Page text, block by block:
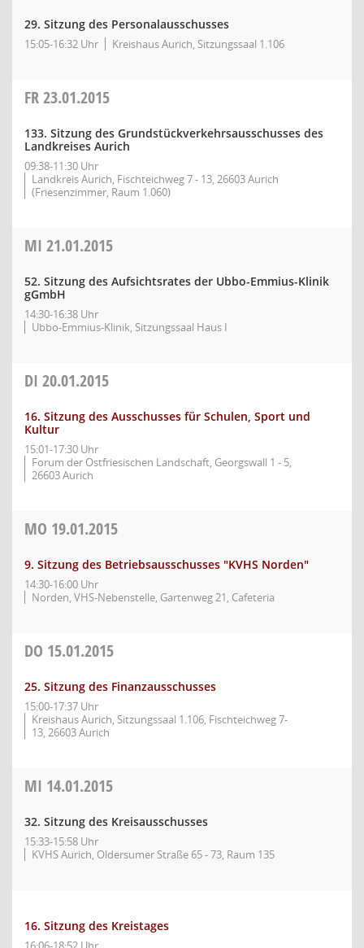
29. Sitzung des Personalausschusses
15:05-16:32 Uhr Kreishaus Aurich, Sitzungssaal 1.106
FR23.01.2015
133. Sitzung des Grundstückverkehrsausschusses des
Landkreises Aurich
09:38-11:30 Uhr
Landkreis Aurich, Fischteichweg 7 - 13, 26603 Aurich
(Friesenzimmer, Raum 1.060)
MI 21.01.2015
52. Sitzung des Aufsichtsrates der Ubbo-Emmius-Klinik
gGmbH
14:30-16:38 Uhr
Ubbo-Emmius-Klinik, Sitzungssaal Haus I
DI 20.01.2015
16. Sitzung des Ausschusses für Schulen, Sport und
Kultur
15:01-17:30 Uhr
Forum der Ostfriesischen Landschaft, Georgswall 1 - 5,
26603 Aurich
MO 19.01.2015
9. Sitzung des Betriebsausschusses "KVHS Norden"
14:30-16:00 Uhr
Norden, VHS-Nebenstelle, Gartenweg 21, Cafeteria
DO 15.01.2015
25. Sitzung des Finanzausschusses
15:00-17:37 Uhr
Kreishaus Aurich, Sitzungssaal 1.106, Fischteichweg 7-
13, 26603 Aurich
MI 14.01.2015
32. Sitzung des Kreisausschusses
15:33-15:58 Uhr
KVHS Aurich, Oldersumer Straße 65 - 73, Raum 135
16. Sitzung des Kreistages